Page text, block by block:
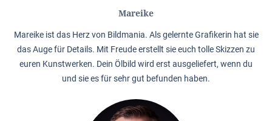
Mareike
Mareike ist das Herz von Bildmania. Als gelernte Grafikerin hat sie
das Auge für Details. Mit Freude erstellt sie euch tolle Skizzen zu
euren Kunstwerken. Dein Ölbild wird erst ausgeliefert, wenn du
und sie es für sehr gut befunden haben.